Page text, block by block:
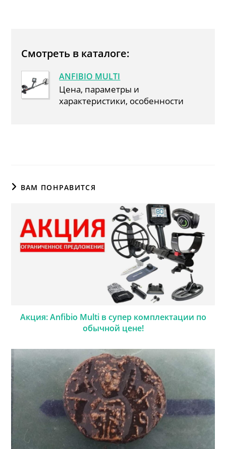
Смотреть в каталоге:
ANFIBIO MULTI
Цена, параметры и
характеристики, особенности
ВАМ ПОНРАВИТСЯ
Акция: Anfibio Multi в супер комплектации по
обычной цене!